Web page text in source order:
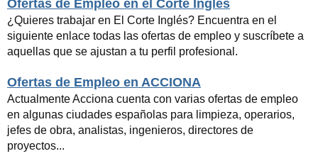
Ofertas de Empleo en el Corte Inglés
¿Quieres trabajar en El Corte Inglés? Encuentra en el
siguiente enlace todas las ofertas de empleo y suscríbete a
aquellas que se ajustan a tu perfil profesional.
Ofertas de Empleo en ACCIONA
Actualmente Acciona cuenta con varias ofertas de empleo
en algunas ciudades españolas para limpieza, operarios,
jefes de obra, analistas, ingenieros, directores de
proyectos...